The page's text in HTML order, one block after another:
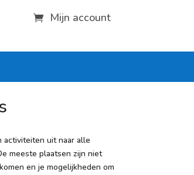
Mijn account
uit naar alle
meeste plaatsen zijn niet
en je mogelijkheden om